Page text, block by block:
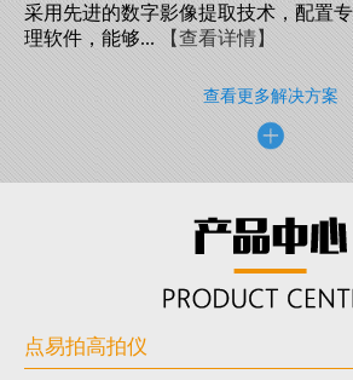
采用先进的数字影像提取技术，配置
理软件，能够...【查看详情】
查看更多解决方案
点易拍高拍仪